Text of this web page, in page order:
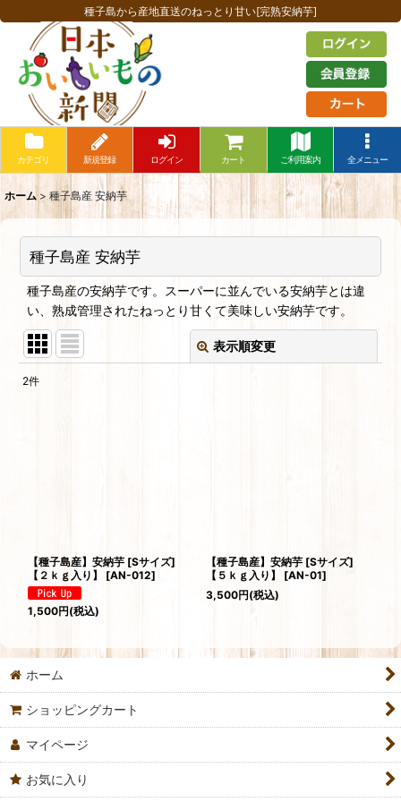
種子島から産地直送のねっとり甘い[完熟安納芋]
カテゴリ 新規登録 ログイン カート ご利用案内 全メニュー
ホーム > 種子島産 安納芋
種子島産 安納芋
種子島産の安納芋です。スーパーに並んでいる安納芋とは違
い、熟成管理されたねっとり甘くて美味しい安納芋です。
表示順変更
2件
【種子島産】安納芋 [Sサイズ]
【２ｋｇ入り】
[AN-012]
1,500円(税込)
【種子島産】安納芋 [Sサイズ]
【５ｋｇ入り】
[AN-01]
3,500円(税込)
ホーム
ショッピングカート
マイページ
お気に入り